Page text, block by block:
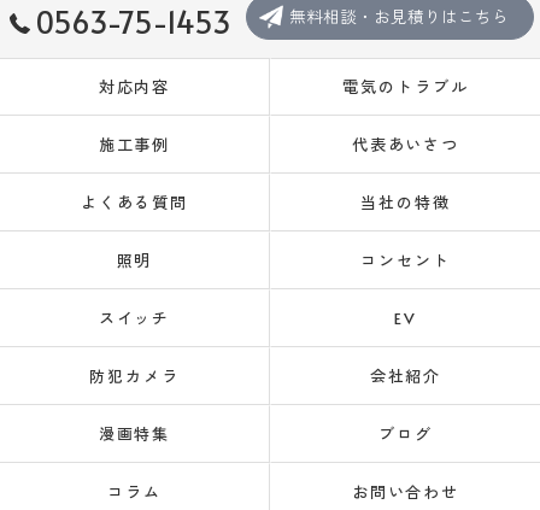
0563-75-1453 無料相談・お見積りはこちら
対応内容 電気のトラブル
施工事例 代表あいさつ
よくある質問 当社の特徴
照明 コンセント
スイッチ EV
防犯カメラ 会社紹介
漫画特集 ブログ
コラム お問い合わせ